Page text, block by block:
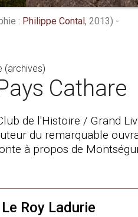
: Philippe Contal , 2013) -
(archives)
Cathare
de l'Histoire / Grand
du remarquable
à propos de
Roy Ladurie